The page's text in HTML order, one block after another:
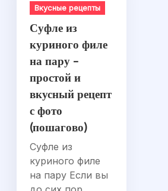
Вкусные рецепты
Суфле из
куриного филе
на пару –
простой и
вкусный рецепт
с фото
(пошагово)
Суфле из
куриного филе
на пару Если вы